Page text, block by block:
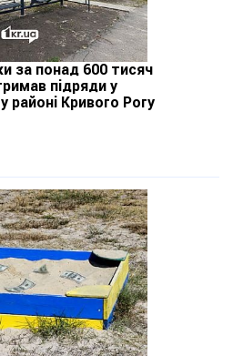
за понад 600 тисяч
підряди у
районі Кривого Рогу